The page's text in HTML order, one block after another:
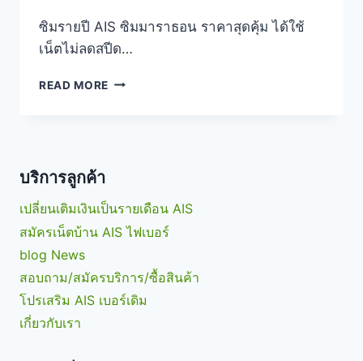
ซิมรายปี AIS ซิมมาราธอน ราคาสุดคุ้ม ได้ใช้
เน็ตไม่ลดสปีด…
READ MORE ซิ
MARATHON]
ราคา
บริการลูกค้า
เปลี่ยนเติมเงินเป็นรายเดือน AIS
สมัครเน็ตบ้าน AIS ไฟเบอร์
blog News
สอบถาม/สมัครบริการ/ซื้อสินค้า
โปรเสริม AIS เบอร์เดิม
เกี่ยวกับเรา